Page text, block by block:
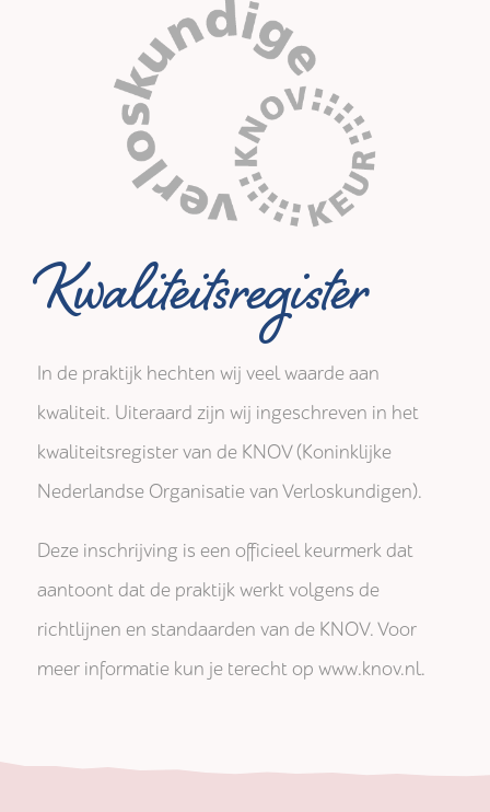
Kwaliteitsregister
In de praktijk hechten wij veel waarde aan
kwaliteit. Uiteraard zijn wij ingeschreven in het
kwaliteitsregister van de KNOV (Koninklijke
Nederlandse Organisatie van Verloskundigen).
Deze inschrijving is een officieel keurmerk dat
aantoont dat de praktijk werkt volgens de
richtlijnen en standaarden van de KNOV. Voor
meer informatie kun je terecht op www.knov.nl.